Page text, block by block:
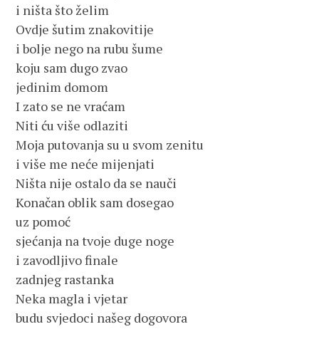
i ništa što želim
Ovdje šutim znakovitije
i bolje nego na rubu šume
koju sam dugo zvao
jedinim domom
I zato se ne vraćam
Niti ću više odlaziti
Moja putovanja su u svom zenitu
i više me neće mijenjati
Ništa nije ostalo da se nauči
Konačan oblik sam dosegao
uz pomoć
sjećanja na tvoje duge noge
i zavodljivo finale
zadnjeg rastanka
Neka magla i vjetar
budu svjedoci našeg dogovora